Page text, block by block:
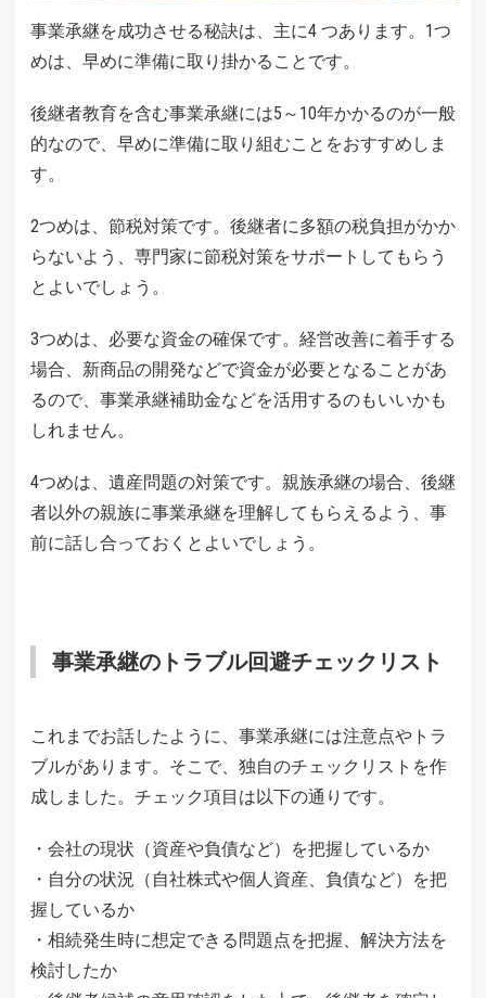
事業承継を成功させる秘訣は、主に4 つあります。1つ
めは、早めに準備に取り掛かることです。
後継者教育を含む事業承継には5～10年かかるのが一般
的なので、早めに準備に取り組むことをおすすめしま
す。
2つめは、節税対策です。後継者に多額の税負担がかか
らないよう、専門家に節税対策をサポートしてもらう
とよいでしょう。
3つめは、必要な資金の確保です。経営改善に着手する
場合、新商品の開発などで資金が必要となることがあ
るので、事業承継補助金などを活用するのもいいかも
しれません。
4つめは、遺産問題の対策です。親族承継の場合、後継
者以外の親族に事業承継を理解してもらえるよう、事
前に話し合っておくとよいでしょう。
事業承継のトラブル回避チェックリスト
これまでお話したように、事業承継には注意点やトラ
ブルがあります。そこで、独自のチェックリストを作
成しました。チェック項目は以下の通りです。
・会社の現状（資産や負債など）を把握しているか
・自分の状況（自社株式や個人資産、負債など）を把
握しているか
・相続発生時に想定できる問題点を把握、解決方法を
検討したか